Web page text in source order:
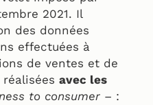
2021. Il
des données
effectuées à
de ventes et de
avec les
to consumer – :